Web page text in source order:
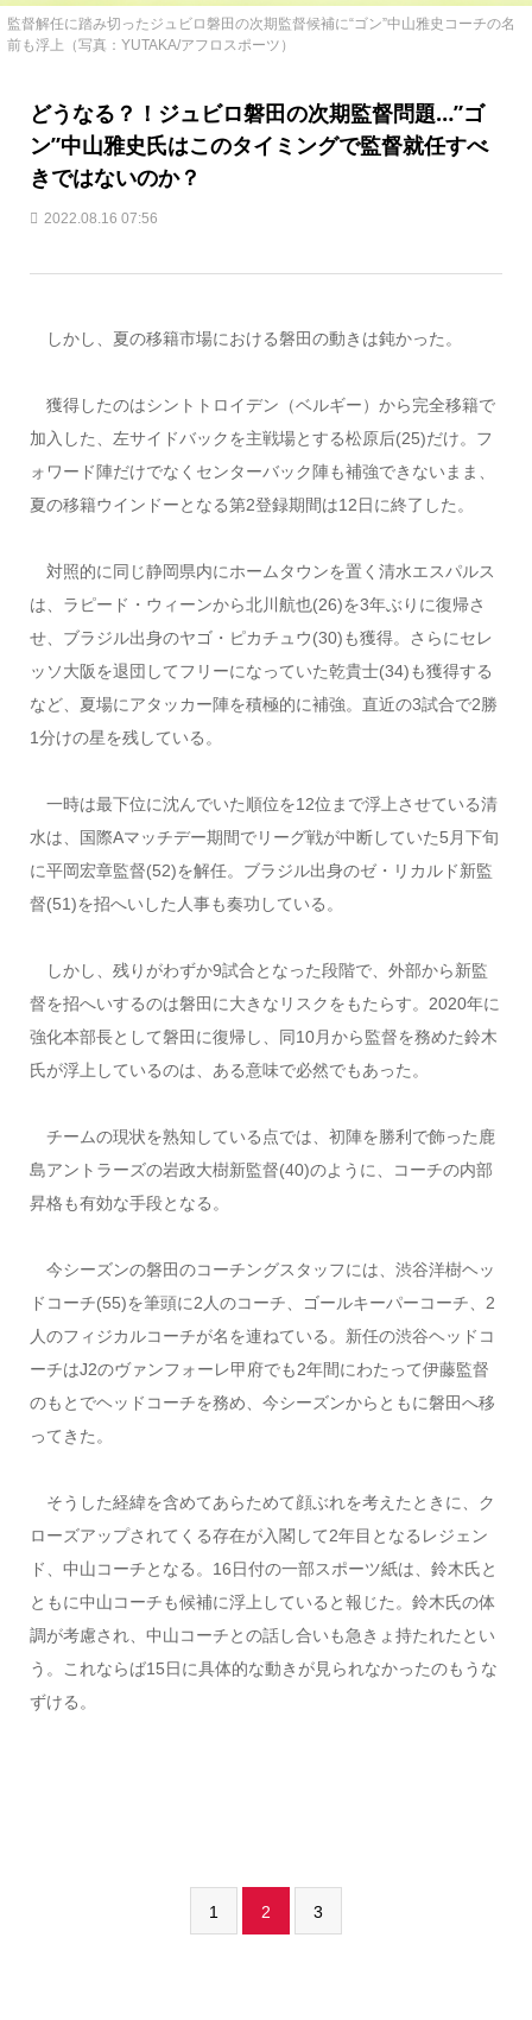
監督解任に踏み切ったジュビロ磐田の次期監督候補に“ゴン”中山雅史コーチの名
前も浮上（写真：YUTAKA/アフロスポーツ）
どうなる？！ジュビロ磐田の次期監督問題…”ゴ
ン”中山雅史氏はこのタイミングで監督就任すべ
きではないのか？
2022.08.16 07:56
しかし、夏の移籍市場における磐田の動きは鈍かった。
獲得したのはシントトロイデン（ベルギー）から完全移籍で
加入した、左サイドバックを主戦場とする松原后(25)だけ。フ
ォワード陣だけでなくセンターバック陣も補強できないまま、
夏の移籍ウインドーとなる第2登録期間は12日に終了した。
対照的に同じ静岡県内にホームタウンを置く清水エスパルス
は、ラピード・ウィーンから北川航也(26)を3年ぶりに復帰さ
せ、ブラジル出身のヤゴ・ピカチュウ(30)も獲得。さらにセレ
ッソ大阪を退団してフリーになっていた乾貴士(34)も獲得する
など、夏場にアタッカー陣を積極的に補強。直近の3試合で2勝
1分けの星を残している。
一時は最下位に沈んでいた順位を12位まで浮上させている清
水は、国際Aマッチデー期間でリーグ戦が中断していた5月下旬
に平岡宏章監督(52)を解任。ブラジル出身のゼ・リカルド新監
督(51)を招へいした人事も奏功している。
しかし、残りがわずか9試合となった段階で、外部から新監
督を招へいするのは磐田に大きなリスクをもたらす。2020年に
強化本部長として磐田に復帰し、同10月から監督を務めた鈴木
氏が浮上しているのは、ある意味で必然でもあった。
チームの現状を熟知している点では、初陣を勝利で飾った鹿
島アントラーズの岩政大樹新監督(40)のように、コーチの内部
昇格も有効な手段となる。
今シーズンの磐田のコーチングスタッフには、渋谷洋樹ヘッ
ドコーチ(55)を筆頭に2人のコーチ、ゴールキーパーコーチ、2
人のフィジカルコーチが名を連ねている。新任の渋谷ヘッドコ
ーチはJ2のヴァンフォーレ甲府でも2年間にわたって伊藤監督
のもとでヘッドコーチを務め、今シーズンからともに磐田へ移
ってきた。
そうした経緯を含めてあらためて顔ぶれを考えたときに、ク
ローズアップされてくる存在が入閣して2年目となるレジェン
ド、中山コーチとなる。16日付の一部スポーツ紙は、鈴木氏と
ともに中山コーチも候補に浮上していると報じた。鈴木氏の体
調が考慮され、中山コーチとの話し合いも急きょ持たれたとい
う。これならば15日に具体的な動きが見られなかったのもうな
ずける。
1 2 3